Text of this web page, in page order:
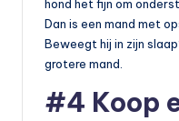
hond het fijn om
Dan is een mand met
Beweegt hij in zijn
grotere mand.
#4 Koop